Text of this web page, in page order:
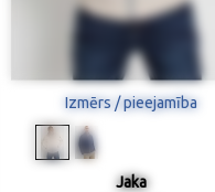
Izmērs / pieejamība
Jaka